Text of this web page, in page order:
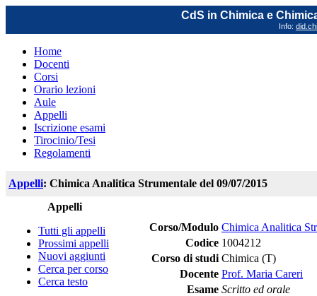
CdS in Chimica e
Info:
Home
Docenti
Corsi
Orario lezioni
Aule
Appelli
Iscrizione esami
Tirocinio/Tesi
Regolamenti
Appelli: Chimica Analitica Strumentale del 09/07/2015
Appelli
Tutti gli appelli
Prossimi appelli
Nuovi aggiunti
Cerca per corso
Cerca testo
Corso/Modulo Chimica Analitica
Codice 1004212
Corso di studi Chimica (T)
Docente Prof. Maria Careri
Esame Scritto ed orale